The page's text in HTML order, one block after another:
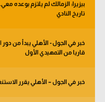
بيزيرا: الزمالك لم يلتزم
تاريخ النادي
قاريا من التمهيدي الأول
خبر في الجول – الأهلي يقرر